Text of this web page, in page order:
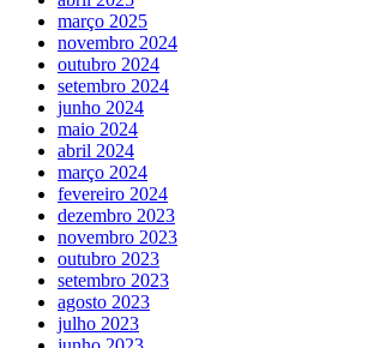
março 2025
novembro 2024
outubro 2024
setembro 2024
junho 2024
maio 2024
abril 2024
março 2024
fevereiro 2024
dezembro 2023
novembro 2023
outubro 2023
setembro 2023
agosto 2023
julho 2023